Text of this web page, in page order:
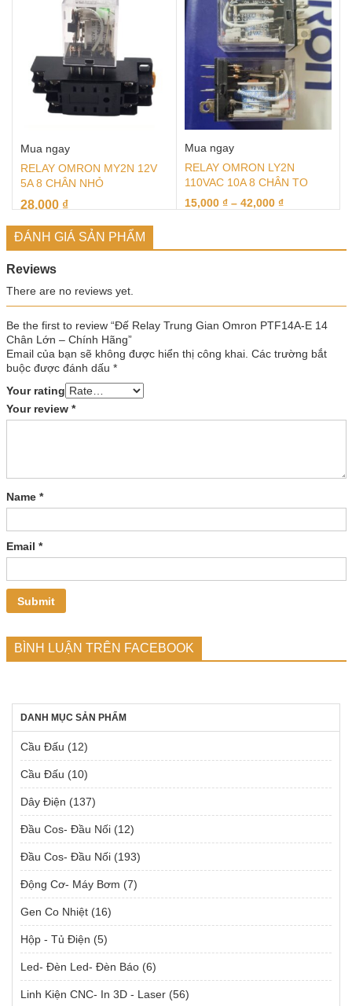
Mua ngay
RELAY OMRON MY2N 12V
5A 8 CHÂN NHỎ
28,000 ₫
Mua ngay
RELAY OMRON LY2N
110VAC 10A 8 CHÂN TO
15,000 ₫ – 42,000 ₫
ĐÁNH GIÁ SẢN PHẨM
Reviews
There are no reviews yet.
Be the first to review “Đế Relay Trung Gian Omron PTF14A-E 14
Chân Lớn – Chính Hãng”
Email của bạn sẽ không được hiển thị công khai. Các trường bắt
buộc được đánh dấu *
Your rating
Your review *
Name *
Email *
BÌNH LUẬN TRÊN FACEBOOK
DANH MỤC SẢN PHẨM
Cầu Đấu (12)
Cầu Đấu (10)
Dây Điện (137)
Đầu Cos- Đầu Nối (12)
Đầu Cos- Đầu Nối (193)
Động Cơ- Máy Bơm (7)
Gen Co Nhiệt (16)
Hộp - Tủ Điện (5)
Led- Đèn Led- Đèn Báo (6)
Linh Kiện CNC- In 3D - Laser (56)